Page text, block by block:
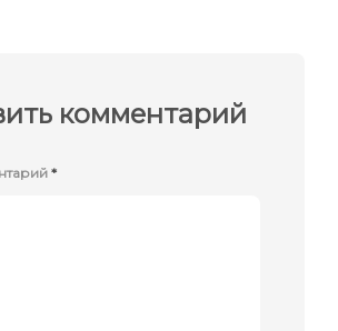
комментарий
*